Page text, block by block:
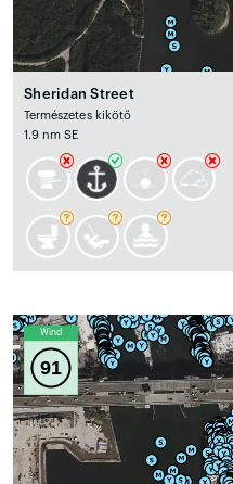
Sheridan Street
Természetes kikötő
1.9 nm SE
Wind
91